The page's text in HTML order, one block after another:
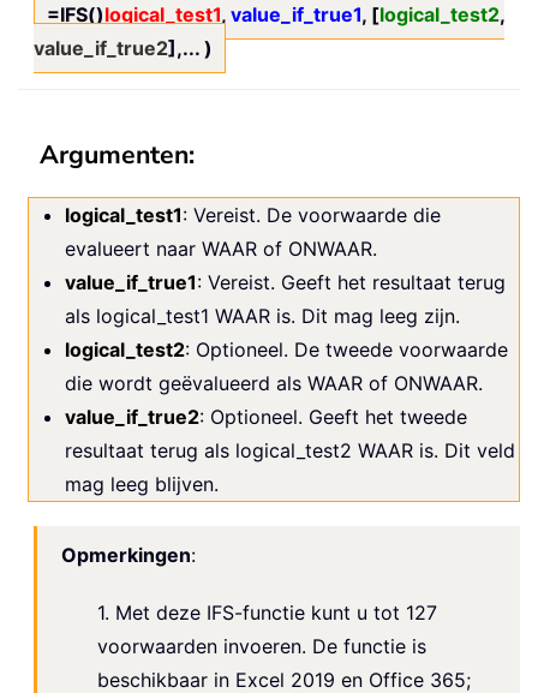
=IFS()logical_test1, value_if_true1, [logical_test2,
value_if_true2],... )
Argumenten:
logical_test1: Vereist. De voorwaarde die
evalueert naar WAAR of ONWAAR.
value_if_true1: Vereist. Geeft het resultaat terug
als logical_test1 WAAR is. Dit mag leeg zijn.
logical_test2: Optioneel. De tweede voorwaarde
die wordt geëvalueerd als WAAR of ONWAAR.
value_if_true2: Optioneel. Geeft het tweede
resultaat terug als logical_test2 WAAR is. Dit veld
mag leeg blijven.
Opmerkingen:
1. Met deze IFS-functie kunt u tot 127
voorwaarden invoeren. De functie is
beschikbaar in Excel 2019 en Office 365;